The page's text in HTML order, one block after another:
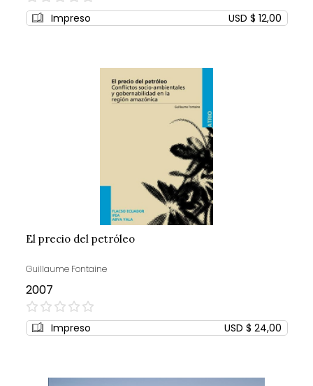
0%
Impreso USD $ 12,00
El precio del petróleo
Guillaume Fontaine
2007
0%
Impreso USD $ 24,00